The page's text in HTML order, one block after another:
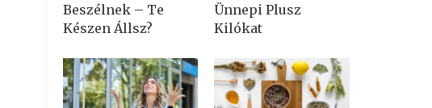
Beszélnek – Te
Készen Állsz?
Ünnepi Plusz
Kilókat